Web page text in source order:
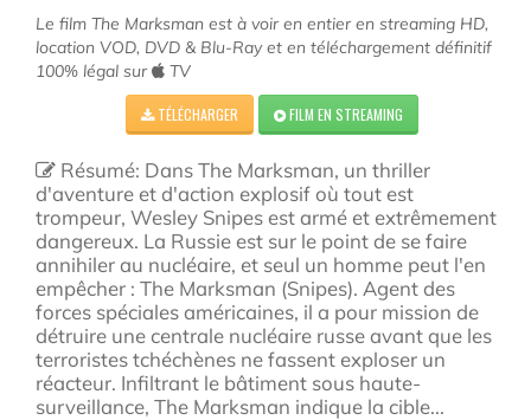
Le film The Marksman est à voir en entier en streaming HD,
location VOD, DVD & Blu-Ray et en téléchargement définitif
100% légal sur
TV
TÉLÉCHARGER FILM EN STREAMING
Résumé: Dans The Marksman, un thriller
d'aventure et d'action explosif où tout est
trompeur, Wesley Snipes est armé et extrêmement
dangereux. La Russie est sur le point de se faire
annihiler au nucléaire, et seul un homme peut l'en
empêcher : The Marksman (Snipes). Agent des
forces spéciales américaines, il a pour mission de
détruire une centrale nucléaire russe avant que les
terroristes tchéchènes ne fassent exploser un
réacteur. Infiltrant le bâtiment sous haute-
surveillance, The Marksman indique la cible...